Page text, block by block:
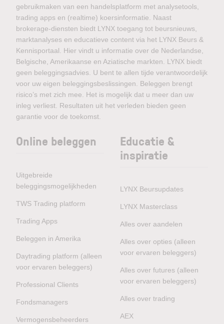
gebruikmaken van een handelsplatform met analysetools,
trading apps en (realtime) koersinformatie. Naast
brokerage-diensten biedt LYNX toegang tot beursnieuws,
marktanalyses en educatieve content via het LYNX Beurs &
Kennisportaal. Hier vindt u informatie over de Nederlandse,
Belgische, Amerikaanse en Aziatische markten. LYNX biedt
geen beleggingsadvies. U bent te allen tijde verantwoordelijk
voor uw eigen beleggingsbeslissingen. Beleggen brengt
risico’s met zich mee. Het is mogelijk dat u meer dan uw
inleg verliest. Resultaten uit het verleden bieden geen
garantie voor de toekomst.
Online beleggen
Uitgebreide
beleggingsmogelijkheden
TWS Trading platform
Trading Apps
Beleggen in Amerika
Daytrading platform (alleen
voor ervaren beleggers)
Professional Clients
Fondsmanagers
Vermogensbeheerders
Educatie &
inspiratie
LYNX Beursupdates
LYNX Masterclass
Alles over aandelen
Alles over opties (alleen
voor ervaren beleggers)
Alles over futures (alleen
voor ervaren beleggers)
Alles over trading
AEX